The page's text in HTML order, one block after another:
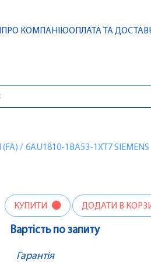
ПРО КОМПАНІЮОПЛАТА ТА
/ 6AU1810-1BA53-1XT7 SIEMENS
КУПИТИ ДОДАТИ В
Вартість по запиту
Гарантія